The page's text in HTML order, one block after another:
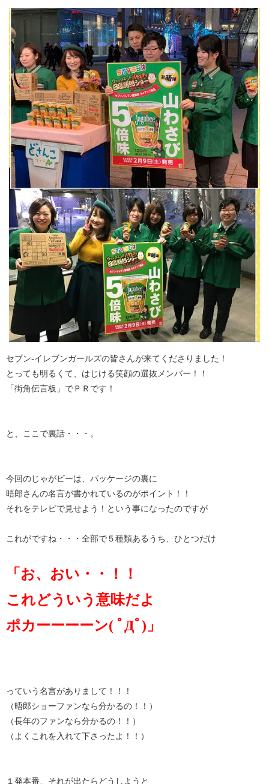
セブン-イレブンガールズの皆さんが来てくださりました！
とっても明るくて、はじける笑顔の選抜メンバー！！
「街角伝言板」でＰＲです！
と、ここで裏話・・・。
今回のじゃがビーは、パッケージの裏に
晤郎さんの名言が書かれているのがポイント！！
それをテレビで見せよう！という事になったのですが
これがですね・・・全部で５種類あるうち、ひとつだけ
「お、おい・・！！
これどういう意味だよ
ポカーーーーン( ﾟДﾟ) 」
っていう名言がありまして！！！
（晤郎ショーファンなら分かるの！！）
（長年のファンなら分かるの！！）
（よくこれを入れて下さったよ！！）
１発本番、それが出たらどうしようと